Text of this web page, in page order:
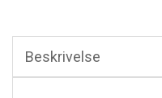
Beskrivelse